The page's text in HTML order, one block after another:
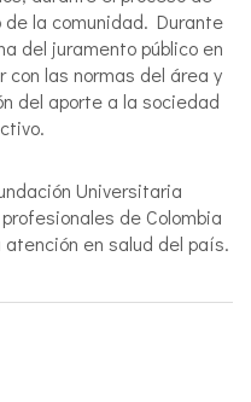
la comunidad. Durante
del juramento público en
con las normas del área y
del aporte a la sociedad
Universitaria
de Colombia
atención en salud del país.